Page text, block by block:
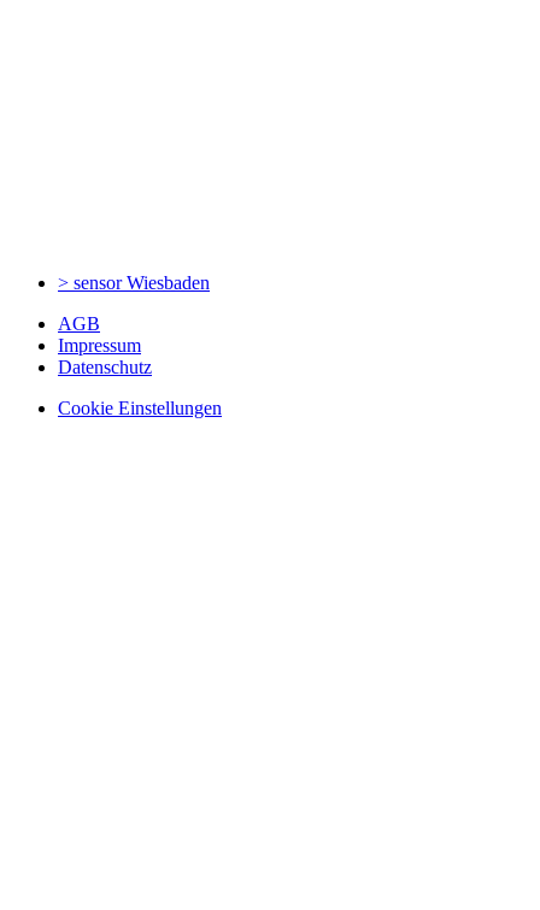
> sensorWiesbaden
AGB
Impressum
Datenschutz
Cookie Einstellungen